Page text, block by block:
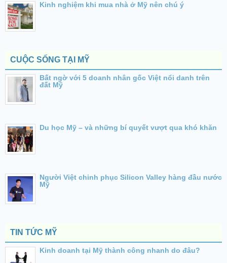
Kinh nghiệm khi mua nhà ở Mỹ nên chú ý
CUỘC SỐNG TẠI MỸ
Bất ngờ với 5 doanh nhân gốc Việt nổi danh trên
đất Mỹ
Du học Mỹ – và những bí quyết vượt qua khó khăn
Người Việt chinh phục Silicon Valley hàng đầu nước
Mỹ
TIN TỨC MỸ
Kinh doanh tại Mỹ thành công nhanh do đâu?